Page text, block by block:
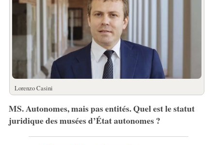
Lorenzo Casini
MS. Autonomes, mais pas entités. Quel est le statut
juridique des musées d’État autonomes ?